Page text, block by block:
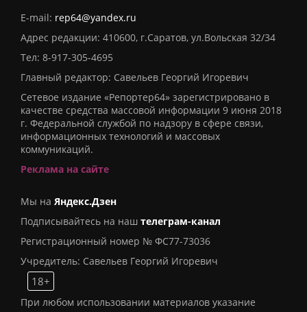
E-mail: rep64@yandex.ru
Адрес редакции: 410600, г.Саратов, ул.Вольская 32/34
Тел: 8-917-305-4695
Главный редактор: Савельев Георгий Игоревич
Сетевое издание «Репортер64» зарегистрировано в
качестве средства массовой информации 9 июня 2018
г. Федеральной службой по надзору в сфере связи,
информационных технологий и массовых
коммуникаций.
Реклама на сайте
Мы на Яндекс.Дзен
Подписывайтесь на наш телеграм-канал
Регистрационный номер № ФС77-73036
Учредитель: Савельев Георгий Игоревич
18+
При любом использовании материалов указание